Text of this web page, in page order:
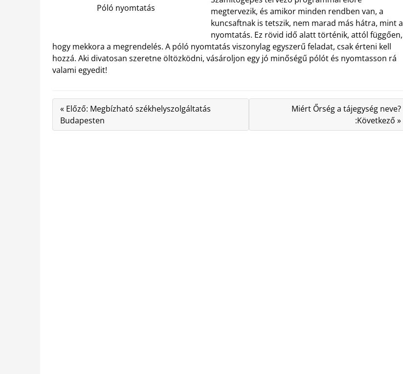
Póló nyomtatás
megtervezik, és amikor minden rendben van, a
kuncsaftnak is tetszik, nem marad más hátra, mint a
nyomtatás. Ez rövid idő alatt történik, attól függően,
hogy mekkora a megrendelés. A póló nyomtatás viszonylag egyszerű feladat, csak érteni kell
hozzá. Aki divatosan szeretne öltözködni, vásároljon egy jó minőségű pólót és nyomtasson rá
valami egyedit!
« Előző: Megbízható székhelyszolgáltatás
Budapesten
Miért Őrség a tájegység neve?
:Következő »